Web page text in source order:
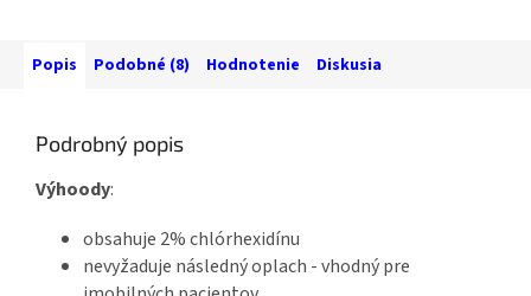
Popis Podobné (8) Hodnotenie Diskusia
Podrobný popis
Výhoody:
obsahuje 2% chlórhexidínu
nevyžaduje následný oplach - vhodný pre